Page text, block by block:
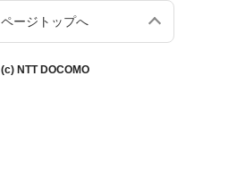
ページトップへ
(c) NTT DOCOMO